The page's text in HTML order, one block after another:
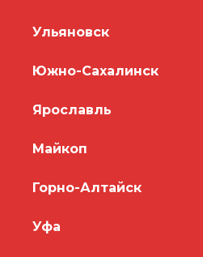
Ульяновск
Южно-Сахалинск
Ярославль
Майкоп
Горно-Алтайск
Уфа